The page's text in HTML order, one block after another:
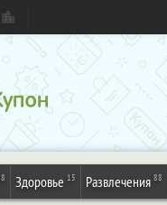
Здоровье 15 Развлечения 88